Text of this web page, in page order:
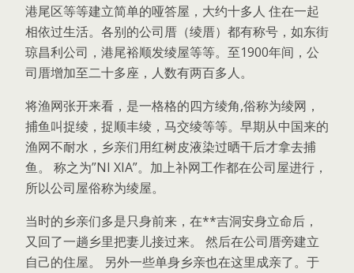
港尾区等等建立简单的哑答屋，大约十多人 住在一起
相依过生活。各别的公司厝（绫厝）都有称号，如东街
琼昌利公司，港尾裕顺发绫屋等等。至1900年间，公
司厝增加至二十多座，人数有两百多人。
将渔网张开来看，是一格格的四方绫角,俗称为绫网，
捕鱼叫捉绫，捉顺丰绫，马交绫等等。早期从中国来的
渔网不耐水，乡亲们用红树皮液染过晒干后才拿去捕
鱼。 称之为”NI XIA”。加上补网工作都在公司屋进行，
所以公司屋俗称为绫屋。
当时的乡亲们多是只身前来，在**吉洞安身立命后，
又回了一趟乡里把妻儿接过来。 然后在公司厝旁建立
自己的住屋。 另外一些单身乡亲也在这里成亲了。于